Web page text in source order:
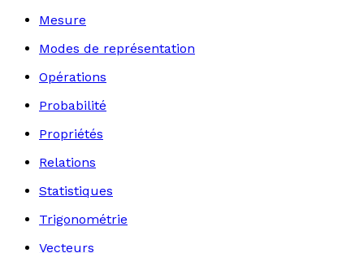
Mesure
Modes de représentation
Opérations
Probabilité
Propriétés
Relations
Statistiques
Trigonométrie
Vecteurs